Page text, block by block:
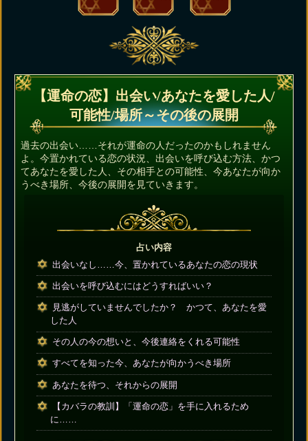
【運命の恋】出会い/あなたを愛した人/
可能性/場所～その後の展開
過去の出会い……それが運命の人だったのかもしれません
よ。今置かれている恋の状況、出会いを呼び込む方法、かつ
てあなたを愛した人、その相手との可能性、今あなたが向か
うべき場所、今後の展開を見ていきます。
占い内容
出会いなし……今、置かれているあなたの恋の現状
出会いを呼び込むにはどうすればいい？
見逃がしていませんでしたか？ かつて、あなたを愛
した人
その人の今の想いと、今後連絡をくれる可能性
すべてを知った今、あなたが向かうべき場所
あなたを待つ、それからの展開
【カバラの教訓】「運命の恋」を手に入れるため
に……